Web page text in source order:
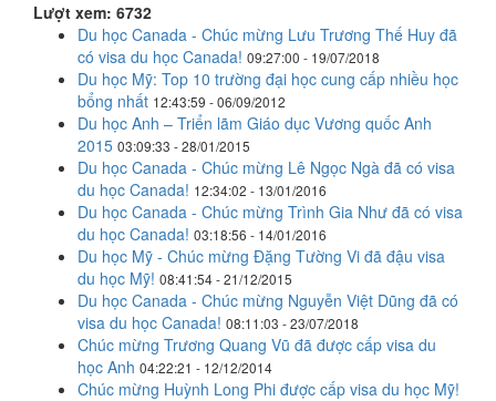
Lượt xem: 6732
Du học Canada - Chúc mừng Lưu Trương Thế Huy đã
có visa du học Canada! 09:27:00 - 19/07/2018
Du học Mỹ: Top 10 trường đại học cung cấp nhiều học
bổng nhất 12:43:59 - 06/09/2012
Du học Anh – Triển lãm Giáo dục Vương quốc Anh
2015 03:09:33 - 28/01/2015
Du học Canada - Chúc mừng Lê Ngọc Ngà đã có visa
du học Canada! 12:34:02 - 13/01/2016
Du học Canada - Chúc mừng Trình Gia Như đã có visa
du học Canada! 03:18:56 - 14/01/2016
Du học Mỹ - Chúc mừng Đặng Tường Vi đã đậu visa
du học Mỹ! 08:41:54 - 21/12/2015
Du học Canada - Chúc mừng Nguyễn Việt Dũng đã có
visa du học Canada! 08:11:03 - 23/07/2018
Chúc mừng Trương Quang Vũ đã được cấp visa du
học Anh 04:22:21 - 12/12/2014
Chúc mừng Huỳnh Long Phi được cấp visa du học Mỹ!